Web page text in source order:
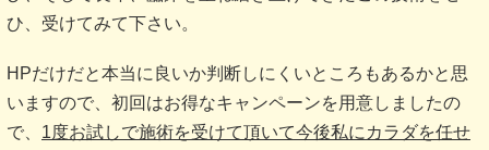
ひ、受けてみて下さい。
HPだけだと本当に良いか判断しにくいところもあるかと思
いますので、初回はお得なキャンペーンを用意しましたの
で、 1度お試しで施術を受けて頂いて今後私にカラダを任せ